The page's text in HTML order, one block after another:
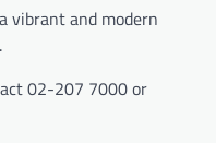
vibrant and modern
02-207 7000 or